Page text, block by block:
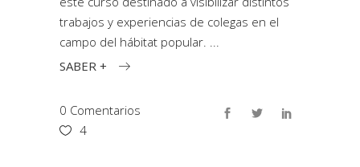
trabajos y experiencias de colegas en el
campo del hábitat popular.
SABER +
0 Comentarios
4